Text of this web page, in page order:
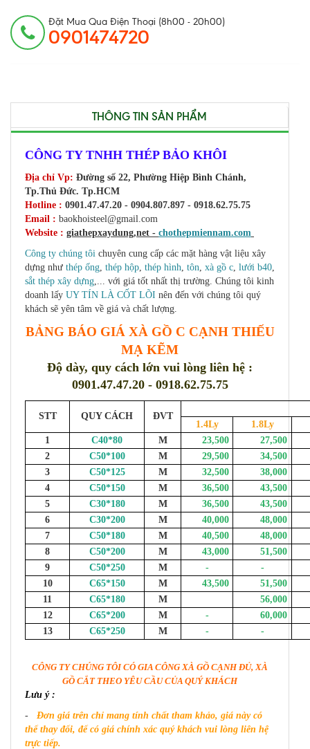
Đặt Mua Qua Điện Thoại (8h00 - 20h00)
0901474720
THÔNG TIN SẢN PHẨM
CÔNG TY TNHH THÉP BẢO KHÔI
Địa chỉ Vp: Đường số 22, Phường Hiệp Bình Chánh,
Tp.Thủ Đức. Tp.HCM
Hotline : 0901.47.47.20 - 0904.807.897 - 0918.62.75.75
Email : baokhoisteel@gmail.com
Website : giathepxaydung,net - chothepmiennam.com
Công ty chúng tôi chuyên cung cấp các mặt hàng vật liệu xây
dựng như thép ống thép hộp thép hình tôn xà gồ c lưới b40
sắt thép xây dựng ,... với giá tốt nhất thị trường. Chúng tôi kinh
doanh lấy UY TÍN LÀ CỐT LÕI nên đến với chúng tôi quý
khách sẽ yên tâm về giá và chất lượng
BẢNG BÁO GIÁ XÀ GỒ C CẠNH THIẾU
MẠ KẼM
Độ dày, quy cách lớn vui lòng liên hệ :
0901.47.47.20 - 0918.62.75.75
STT QUY CÁCH
ĐVT
1.4Ly
1.8Ly
1
C40*80 M 23,500 27,500
2
C50*100 M 29,500 34,500
3
C50*125 M 32,500 38,000
4
C50*150 M 36,500 43,500
5
C30*180 M 36,500 43,500
6
C30*200 M 40,000 48,000
7
C50*180 M 40,500 48,000
8
C50*200 M 43,000 51,500
9
C50*250 M - -
10
C65*150 M 43,500 51,500
11
C65*180 M 56,000
12
C65*200 M - 60,000
13
C65*250 M - -
CÔNG TY CHÚNG TÔI CÓ GIA CÔNG XÀ GỒ CẠNH ĐỦ, XÀ
GỒ CẮT THEO YÊU CẦU CỦA QUÝ KHÁCH
Lưu ý :
- Đơn giá trên chỉ mang tính chất tham khảo, giá này có
thể thay đổi, để có giá chính xác quý khách vui lòng liên hệ
trực tiếp.